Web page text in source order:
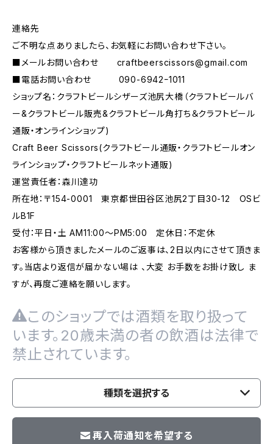
連絡先
ご不明な点ありましたら、お気軽にお問い合わせ下さい。
■メールお問い合わせ craftbeerscissors@gmail.com
■電話お問い合わせ 090-6942ｰ1011
ショップ名：クラフトビールシザーズ池尻大橋（クラフトビールバ
ー&クラフトビール販売&クラフトビール角打ち＆クラフトビール
通販・オンラインショップ)
Craft Beer Scissors(クラフトビール通販・クラフトビールオン
ラインショップ・クラフトビールネット通販)
運営責任者：森川達功
所在地：〒154-0001 東京都世田谷区池尻2丁目30-12 OSビ
ルB1F
受付：平日・土 AM11:00～PM5:00 定休日：不定休
お客様から頂きましたメールのご返事は、2日以内にさせて頂きま
す。当店より返信が届かない場は 、大変 お手数をお掛け致し ま
すが、再度ご連絡を願いします。
このショップでは酒類を取り扱って
います。20歳未満の者の飲酒は法律で
禁止されています。
種類を選択する
再入荷通知を希望する